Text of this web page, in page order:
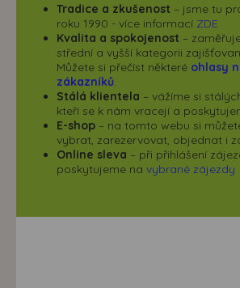
Tradice a zkušenost – jsme tu
roku 1990 - více informací ZDE
Kvalita a spokojenost –
střední a vyšší kategorii
Můžete si přečíst některé ohlasy
zákazníků.
Stálá klientela – vážíme si
kteří se k nám vracejí a
E-shop – na tomto webu si
vybrat, zarezervovat, objednat i
Online sleva – při přihlášení
poskytujeme na vybrané zájezdy